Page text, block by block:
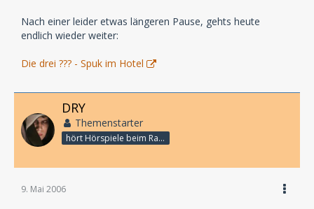
Nach einer leider etwas längeren Pause, gehts heute
endlich wieder weiter:
Die drei ??? - Spuk im Hotel
DRY
Themenstarter
hört Hörspiele beim Rasenmähen
9. Mai 2006